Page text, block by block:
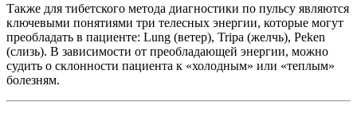
Также для тибетского метода диагностики по пульсу являются
ключевыми понятиями три телесных энергии, которые могут
преобладать в пациенте: Lung (ветер), Tripa (желчь), Peken
(слизь). В зависимости от преобладающей энергии, можно
судить о склонности пациента к «холодным» или «теплым»
болезням.